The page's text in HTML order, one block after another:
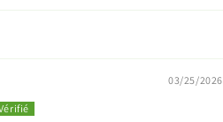
03/25/2026